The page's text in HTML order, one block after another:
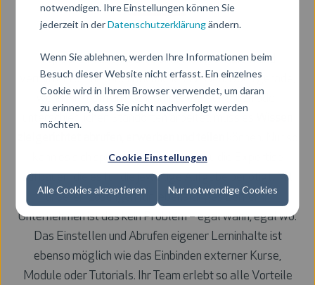
notwendigen. Ihre Einstellungen können Sie
jederzeit in derDatenschutzerklärungändern.
Wenn Sie ablehnen, werden Ihre Informationen beim
Besuch dieser Website nicht erfasst. Ein einzelnes
Cookie wird in Ihrem Browser verwendet, um daran
zu erinnern, dass Sie nicht nachverfolgt werden
möchten.
Cookie Einstellungen
Alle Cookies akzeptieren Nur notwendige Cookies
Typische Präsenzkurse sind wenig effizient und
vermitteln oft nur oberflächliches Wissen. Doch gerade,
wenn Ihr Team an hochkomplexen Aufgaben oder
unterschiedlichen Standorten arbeitet, muss es
kann es sich spezialisieren und genau die Expertise
aufbauen, die es für die jeweilige Aufgabe benötigt. Mit
unseren Lösungen für lebenslanges Lernen in
Unternehmen ist das kein Problem – egal wann, egal wo.
Das Einstellen und Abrufen eigener Lerninhalte ist
ebenso möglich wie das Einbinden externer Kurse,
Module oder Tutorials. Ihr Team erlebt so alle Vorteile